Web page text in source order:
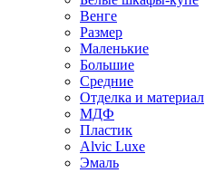
Венге
Размер
Маленькие
Большие
Средние
Отделка и материал
МДФ
Пластик
Alvic Luxe
Эмаль